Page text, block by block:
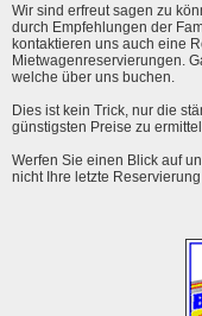
Wir sind erfreut sagen zu
durch Empfehlungen der
kontaktieren uns auch eine
Mietwagenreservierungen.
welche über uns buchen.
Dies ist kein Trick, nur die
günstigsten Preise zu
Werfen Sie einen Blick auf
nicht Ihre letzte